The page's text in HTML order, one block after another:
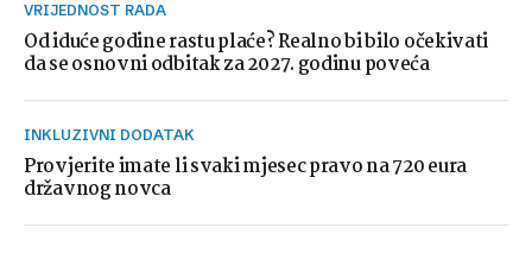
VRIJEDNOST RADA
Od iduće godine rastu plaće? Realno bi bilo očekivati
da se osnovni odbitak za 2027. godinu poveća
INKLUZIVNI DODATAK
Provjerite imate li svaki mjesec pravo na 720 eura
državnog novca